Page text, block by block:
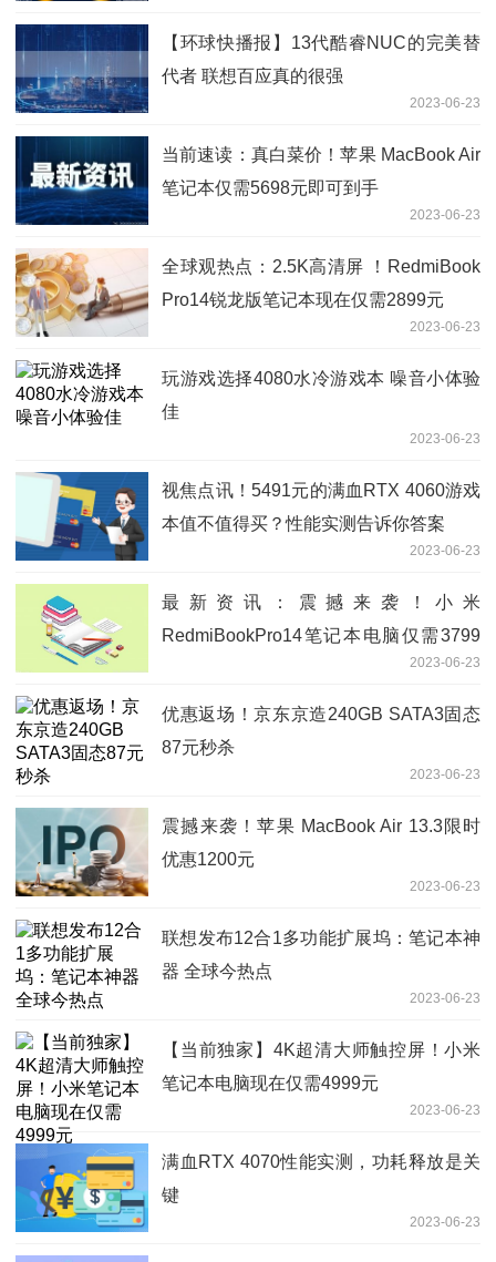
【环球快播报】13代酷睿NUC的完美替
代者 联想百应真的很强
2023-06-23
当前速读：真白菜价！苹果 MacBook Air
笔记本仅需5698元即可到手
2023-06-23
全球观热点：2.5K高清屏 ！RedmiBook
Pro14锐龙版笔记本现在仅需2899元
2023-06-23
玩游戏选择4080水冷游戏本 噪音小体验
佳
2023-06-23
视焦点讯！5491元的满血RTX 4060游戏
本值不值得买？性能实测告诉你答案
2023-06-23
最新资讯：震撼来袭！小米
RedmiBookPro14笔记本电脑仅需3799
2023-06-23
优惠返场！京东京造240GB SATA3固态
87元秒杀
2023-06-23
震撼来袭！苹果 MacBook Air 13.3限时
优惠1200元
2023-06-23
联想发布12合1多功能扩展坞：笔记本神
器 全球今热点
2023-06-23
【当前独家】4K超清大师触控屏！小米
笔记本电脑现在仅需4999元
2023-06-23
满血RTX 4070性能实测，功耗释放是关
键
2023-06-23